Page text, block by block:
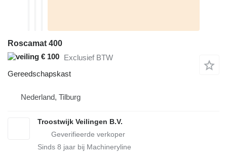
Roscamat 400
€ 100 Exclusief BTW
Gereedschapskast
Nederland, Tilburg
Troostwijk Veilingen B.V.
Sinds 8 jaar bij Machineryline